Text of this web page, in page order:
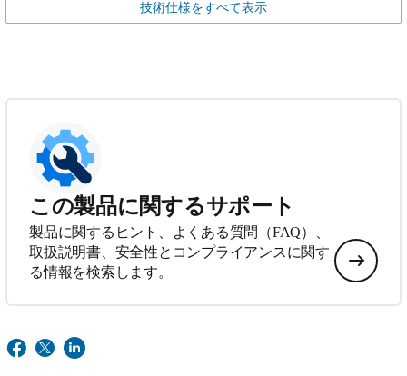
技術仕様をすべて表示
この製品に関するサポート
製品に関するヒント、よくある質問（FAQ）、
取扱説明書、安全性とコンプライアンスに関す
る情報を検索します。